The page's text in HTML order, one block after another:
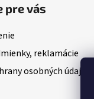
pre vás
reklamácie
osobných údajov